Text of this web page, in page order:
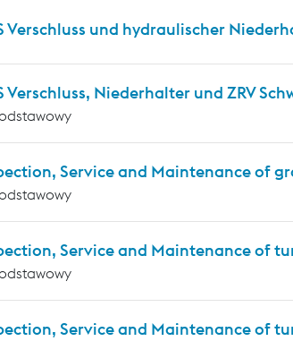
Verschluss und hydraulischer
Verschluss, Niederhalter und ZRV
Service and Maintenance of
Service and Maintenance of
Service and Maintenance of